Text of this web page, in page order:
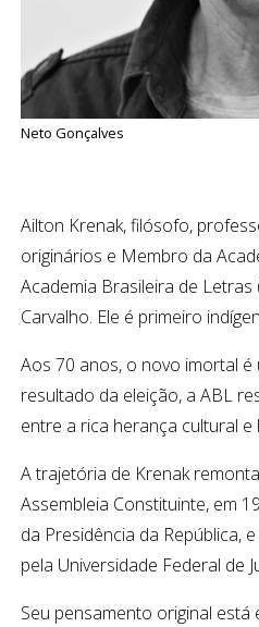
Neto Gonçalves
Ailton Krenak, filósofo,
originários e Membro da
Academia Brasileira de
Carvalho. Ele é primeiro
Aos 70 anos, o novo imortal
resultado da eleição, a ABL
entre a rica herança cultural
A trajetória de Krenak
Assembleia Constituinte, em
da Presidência da República,
pela Universidade Federal de
Seu pensamento original